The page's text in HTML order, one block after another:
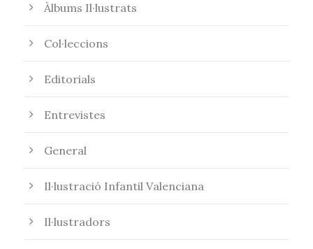
Àlbums Il·lustrats
Col·leccions
Editorials
Entrevistes
General
Il·lustració Infantil Valenciana
Il·lustradors